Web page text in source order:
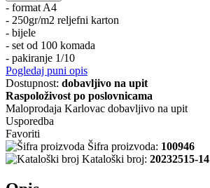
- format A4
- 250gr/m2 reljefni karton
- bijele
- set od 100 komada
- pakiranje 1/10
Pogledaj puni opis
Dostupnost: dobavljivo na upit
Raspoloživost po poslovnicama
Maloprodaja Karlovac dobavljivo na upit
Usporedba
Favoriti
Šifra proizvoda: 100946
Kataloški broj: 20232515-14